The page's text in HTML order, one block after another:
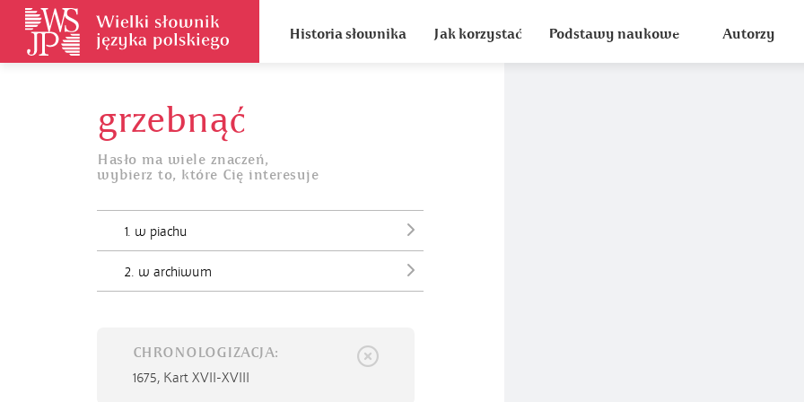
Historia słownika Jak korzystać Podstawy naukowe Autorzy
grzebnąć
Hasło ma wiele znaczeń,
wybierz to, które Cię interesuje
1. w piachu
2. w archiwum
CHRONOLOGIZACJA:
1675, Kart XVII-XVIII